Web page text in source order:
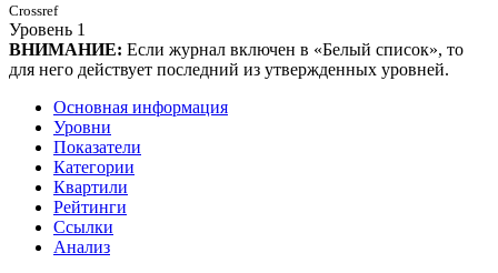
Crossref
Уровень 1
ВНИМАНИЕ: Если журнал включен в «Белый список», то
для него действует последний из утвержденных уровней.
Основная информация
Уровни
Показатели
Категории
Квартили
Рейтинги
Ссылки
Анализ